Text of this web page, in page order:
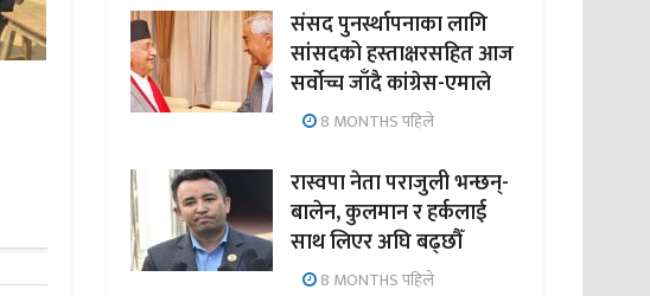
संसद पुनर्स्थापनाका लागि
सांसदको हस्ताक्षरसहित आज
सर्वोच्च जाँदै कांग्रेस-एमाले
8 MONTHS पहिले
रास्वपा नेता पराजुली भन्छन्-
बालेन, कुलमान र हर्कलाई
साथ लिएर अघि बढ्छौँ
8 MONTHS पहिले